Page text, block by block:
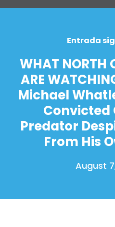
Entrada
WHAT NORTH
ARE
Michael
Convicted
Predator
From His
August